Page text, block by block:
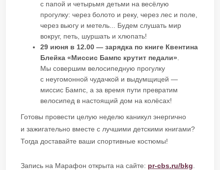
с папой и четырьмя детьми на весёлую
прогулку: через болото и реку, через лес и поле,
через вьюгу и метель... Будем слушать мир
вокруг, петь, шуршать и хлюпать!
29 июня в 12.00 — зарядка по книге Квентина
Блейка «Миссис Бампс крутит педали»
Мы совершим велосипедную прогулку
с неугомонной чудачкой и выдумщицей —
миссис Бампс, а за время пути превратим
велосипед в настоящий дом на колёсах!
Готовы провести целую неделю каникул энергично
и зажигательно вместе с лучшими детскими книгами?
Тогда доставайте ваши спортивные костюмы!
Запись на Марафон открыта на сайте: pr-cbs.ru/bkg